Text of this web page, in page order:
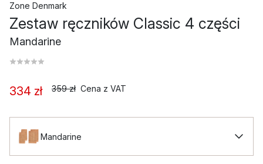
Zone Denmark
Zestaw ręczników Classic 4 części
Mandarine
334 zł 359 zł Cena z VAT
Mandarine